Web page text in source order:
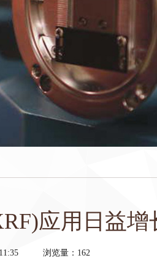
应用日益增
浏览量：162